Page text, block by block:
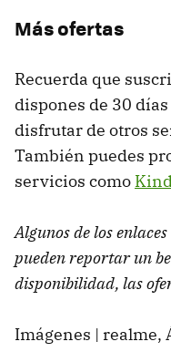
Más ofertas
Recuerda que
dispones de 30
disfrutar de otros
También puedes
servicios como
Algunos de los
pueden reportar un
disponibilidad, las
Imágenes | realme,